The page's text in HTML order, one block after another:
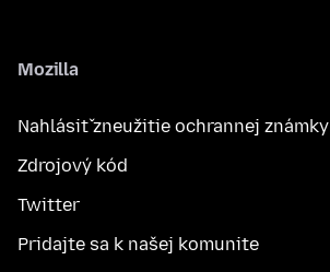
Mozilla
Nahlásiť zneužitie ochrannej známky
Zdrojový kód
Twitter
Pridajte sa k našej komunite